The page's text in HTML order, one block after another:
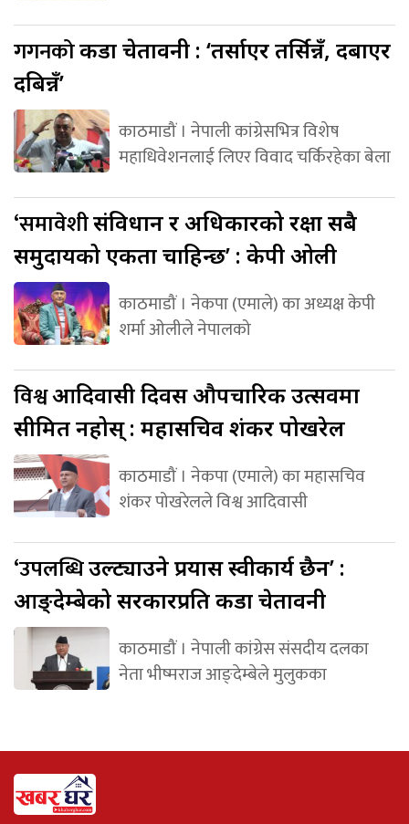
गगनकोकडा चेतावनी : ‘तर्साएर तर्सिन्नँ, दबाएर
दबिन्नँ’
काठमाडौं । नेपाली कांग्रेसभित्र विशेष
महाधिवेशनलाई लिएर विवाद चर्किरहेका बेला
‘समावेशीसंविधान र अधिकारको रक्षा सबै
समुदायको एकता चाहिन्छ’ : केपी ओली
काठमाडौं । नेकपा (एमाले) का अध्यक्ष केपी
शर्मा ओलीले नेपालको
विश्वआदिवासी दिवस औपचारिक उत्सवमा
सीमित नहोस् : महासचिव शंकर पोखरेल
काठमाडौं । नेकपा (एमाले) का महासचिव
शंकर पोखरेलले विश्व आदिवासी
‘उपलब्धिउल्ट्याउने प्रयास स्वीकार्य छैन’ :
आङ्देम्बेको सरकारप्रति कडा चेतावनी
काठमाडौं । नेपाली कांग्रेस संसदीय दलका
नेता भीष्मराज आङ्देम्बेले मुलुकका